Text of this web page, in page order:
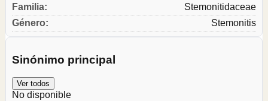
Familia:
Stemonitidaceae
Género: Stemonitis
Sinónimo principal
Ver todos
No disponible